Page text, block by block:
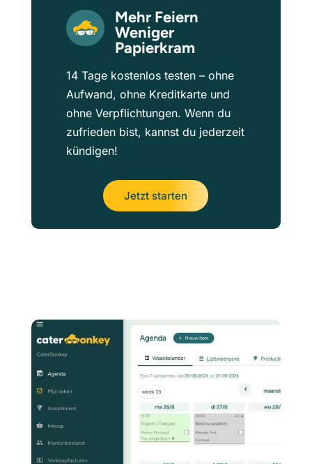
Mehr Feiern
Weniger
Papierkram
14 Tage kostenlos testen – ohne
Aufwand, ohne Kreditkarte und
ohne Verpflichtungen. Wenn du
zufrieden bist, kannst du jederzeit
kündigen!
Jetzt starten